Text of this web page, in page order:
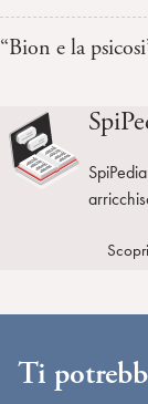
“Bion e la
Ti